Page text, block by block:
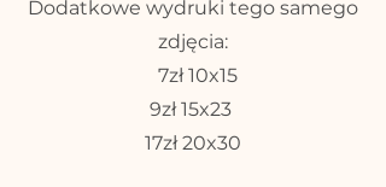
Dodatkowe wydruki tego samego
zdjęcia:
7zł 10x15
9zł 15x23
17zł 20x30